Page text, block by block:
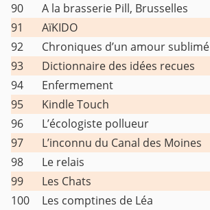
90
A la brasserie Pill, Brusselles
91
AïKIDO
92
Chroniques d’un amour sublimé
93
Dictionnaire des idées recues
94
Enfermement
95
Kindle Touch
96
L’écologiste pollueur
97
L’inconnu du Canal des Moines
98
Le relais
99
Les Chats
100
Les comptines de Léa